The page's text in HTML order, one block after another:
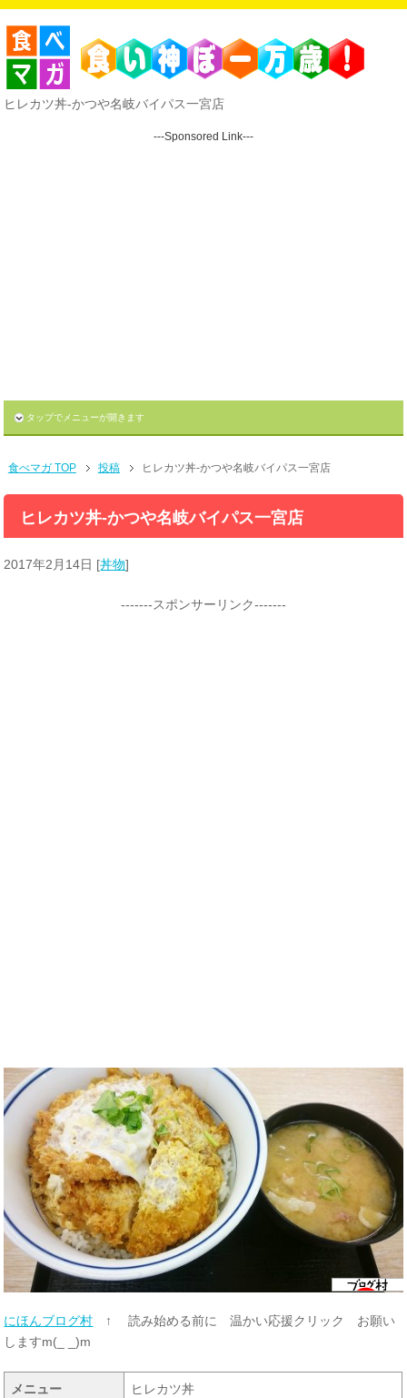
ヒレカツ丼-かつや名岐バイパス一宮店
---Sponsored Link---
タップでメニューが開きます
食べマガ TOP 投稿 ヒレカツ丼-かつや名岐バイパス一宮店
ヒレカツ丼-かつや名岐バイパス一宮店
2017年2月14日 [丼物]
-------スポンサーリンク-------
にほんブログ村 ↑ 読み始める前に 温かい応援クリック お願い
しますm(_ _)m
メニュー ヒレカツ丼